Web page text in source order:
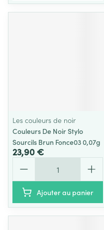
Les couleurs de noir
Couleurs De Noir Stylo
Sourcils Brun Fonce03 0,07g
23,90 €
Ajouter au panier